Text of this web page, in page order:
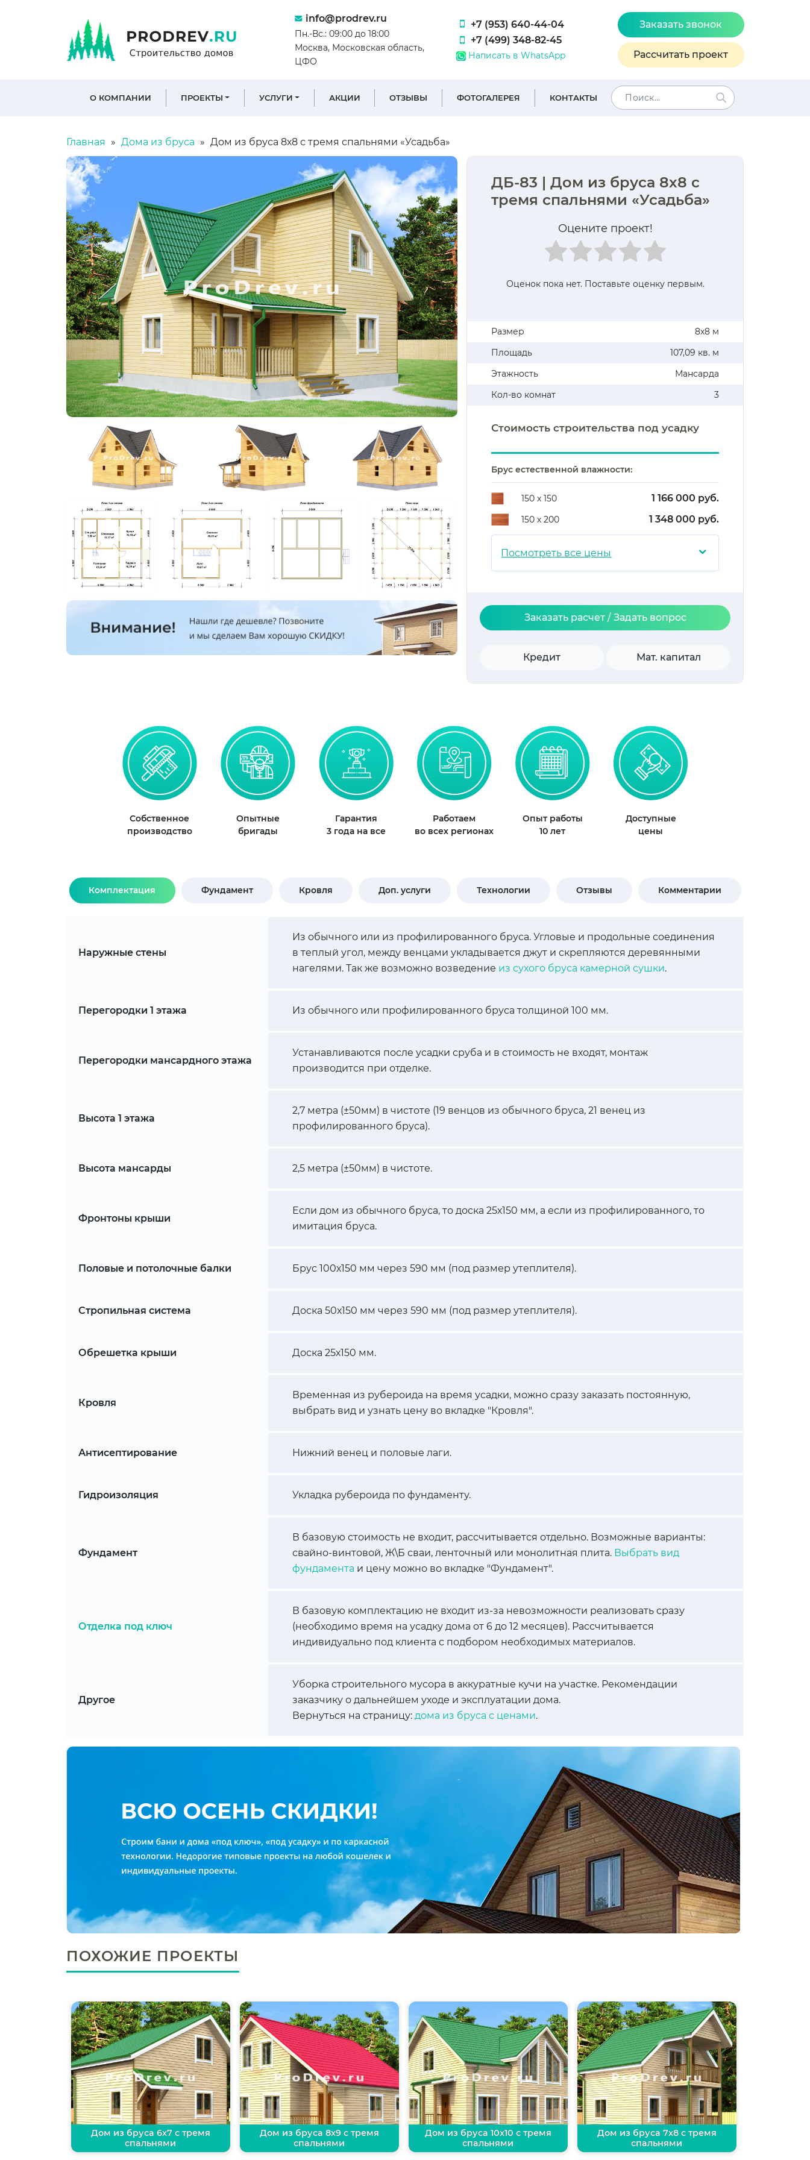
info@prodrev.ru
Пн.-Вс.: 09:00 до 18:00
Москва, Московская область,
ЦФО
+7 (953) 640-44-04
+7 (499) 348-82-45
Написать в WhatsApp
Заказать звонок
Рассчитать проект
О КОМПАНИИ ПРОЕКТЫ УСЛУГИ АКЦИИ ОТЗЫВЫ ФОТОГАЛЕРЕЯ КОНТАКТЫ
Главная Дома из бруса Дом из бруса 8х8 с тремя спальнями «Усадьба»
ДБ-83 | Дом из бруса 8х8 с
тремя спальнями «Усадьба»
Оцените проект!
Оценок пока нет. Поставьте оценку первым.
Размер
8х8 м
Площадь
107,09 кв. м
Этажность
Мансарда
Кол-во комнат
3
Стоимость строительства под усадку
Брус естественной влажности:
150 х 150 1 166 000 руб.
150 х 200 1 348 000 руб.
Посмотреть все цены ⌄
Заказать расчет / Задать вопрос
Кредит Мат. капитал
Собственное
производство
Опытные
бригады
Гарантия
3 года на все
Работаем
во всех регионах
Опыт работы
10 лет
Доступные
цены
Комплектация Фундамент Кровля Доп. услуги Технологии Отзывы Комментарии
Наружные стены
Из обычного или из профилированного бруса. Угловые и продольные соединения
в теплый угол, между венцами укладывается джут и скрепляются деревянными
нагелями. Так же возможно возведение из сухого бруса камерной сушки.
Перегородки 1 этажа Из обычного или профилированного бруса толщиной 100 мм.
Перегородки мансардного этажа
Устанавливаются после усадки сруба и в стоимость не входят, монтаж
производится при отделке.
Высота 1 этажа
2,7 метра (±50мм) в чистоте (19 венцов из обычного бруса, 21 венец из
профилированного бруса).
Высота мансарды 2,5 метра (±50мм) в чистоте.
Фронтоны крыши
Если дом из обычного бруса, то доска 25х150 мм, а если из профилированного, то
имитация бруса.
Половые и потолочные балки Брус 100х150 мм через 590 мм (под размер утеплителя).
Стропильная система Доска 50х150 мм через 590 мм (под размер утеплителя).
Обрешетка крыши Доска 25х150 мм.
Кровля
Временная из рубероида на время усадки, можно сразу заказать постоянную,
выбрать вид и узнать цену во вкладке "Кровля".
Антисептирование Нижний венец и половые лаги.
Гидроизоляция Укладка рубероида по фундаменту.
Фундамент
В базовую стоимость не входит, рассчитывается отдельно. Возможные варианты:
свайно-винтовой, Ж\Б сваи, ленточный или монолитная плита. Выбрать вид
фундамента и цену можно во вкладке "Фундамент".
Отделка под ключ
В базовую комплектацию не входит из-за невозможности реализовать сразу
(необходимо время на усадку дома от 6 до 12 месяцев). Рассчитывается
индивидуально под клиента с подбором необходимых материалов.
Другое
Уборка строительного мусора в аккуратные кучи на участке. Рекомендации
заказчику о дальнейшем уходе и эксплуатации дома.
Вернуться на страницу: дома из бруса с ценами.
ПОХОЖИЕ ПРОЕКТЫ
Дом из бруса 6х7 с тремя
спальнями
Дом из бруса 8х9 с тремя
спальнями
Дом из бруса 10х10 с тремя
спальнями
Дом из бруса 7х8 с тремя
спальнями